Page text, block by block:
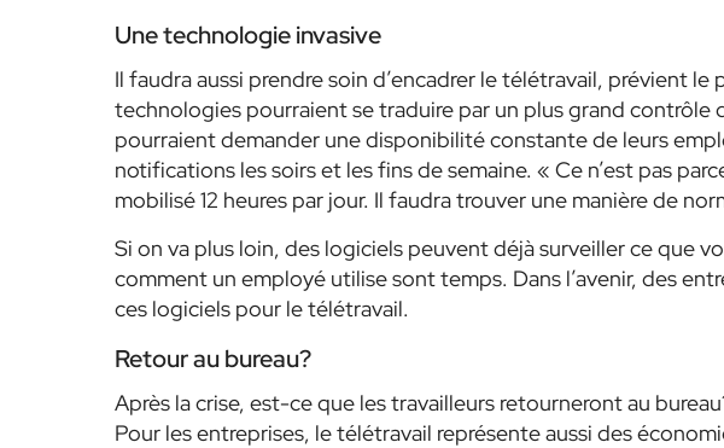
Une technologie invasive
Il faudra aussi prendre soin d’encadrer le télétravail, prévient le
technologies pourraientse traduire par un plus grand contrôle
pourraientdemander une disponibilité constante de leurs
notifications les soirs et les fins de semaine. « Ce n’est pas
mobilisé 12 heures par jour. Il faudra trouver une manière de
Si on va plus loin, des logiciels peuvent déjà surveiller ce que
comment un employé utilise sont temps. Dans l’avenir, des
ces logiciels pour le télétravail.
Retour au bureau?
Après la crise, est-ce que les travailleurs retourneront au
Pour les entreprises, le télétravail représente aussi des